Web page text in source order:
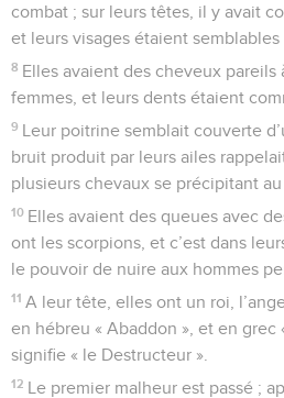
combat ; sur leurs têtes, il y avait
et leurs visages étaient semblables
8 Elles avaient des cheveux pareils
femmes, et leurs dents étaient
9 Leur poitrine semblait couverte
bruit produit par leurs ailes
plusieurs chevaux se précipitant au
10 Elles avaient des queues avec
ont les scorpions, et c’est dans
le pouvoir de nuire aux hommes
11 A leur tête, elles ont un roi,
en hébreu « Abaddon », et en grec
signifie « le Destructeur ».
12 Le premier malheur est passé ;